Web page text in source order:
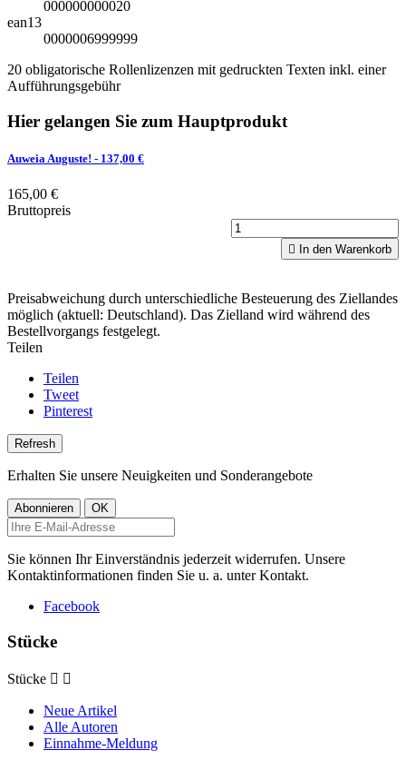
000000000020
ean13
0000006999999
20 obligatorische Rollenlizenzen mit gedruckten Texten inkl. einer
Aufführungsgebühr
Hier gelangen Sie zum Hauptprodukt
Auweia Auguste! - 137,00 €
165,00 €
Bruttopreis
 In den Warenkorb
Preisabweichung durch unterschiedliche Besteuerung des Ziellandes
möglich (aktuell: Deutschland). Das Zielland wird während des
Bestellvorgangs festgelegt.
Teilen
Teilen
Tweet
Pinterest
Erhalten Sie unsere Neuigkeiten und Sonderangebote
Sie können Ihr Einverständnis jederzeit widerrufen. Unsere
Kontaktinformationen finden Sie u. a. unter Kontakt.
Facebook
Stücke
Stücke  
Neue Artikel
Alle Autoren
Einnahme-Meldung